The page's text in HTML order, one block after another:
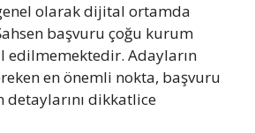
olarak dijital ortamda
başvuru çoğu kurum
edilmemektedir. Adayların
en önemli nokta, başvuru
dikkatlice